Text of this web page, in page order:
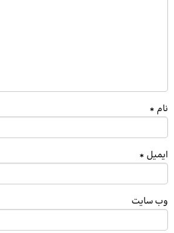
نام *
ایمیل *
وب‌ سایت